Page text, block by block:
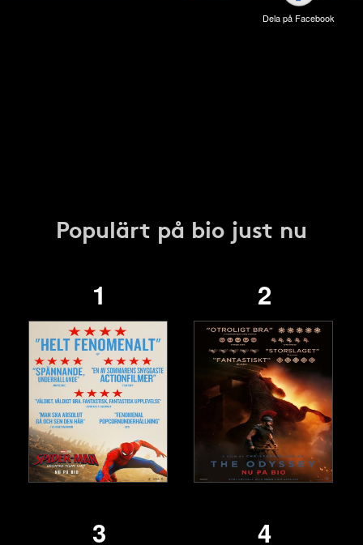
Dela på Facebook
Populärt på bio just nu
1 2
3 4